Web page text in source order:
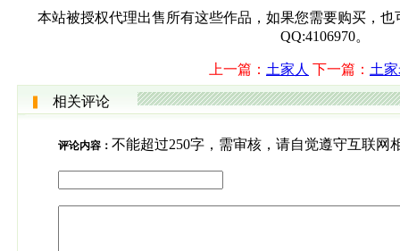
本站被授权代理出售所有这些作品，如果您需要购买，也
QQ:4106970。
上一篇： 土家人 下一篇： 土
相关评论
评论内容： 不能超过250字，需审核，请自觉遵守互联网